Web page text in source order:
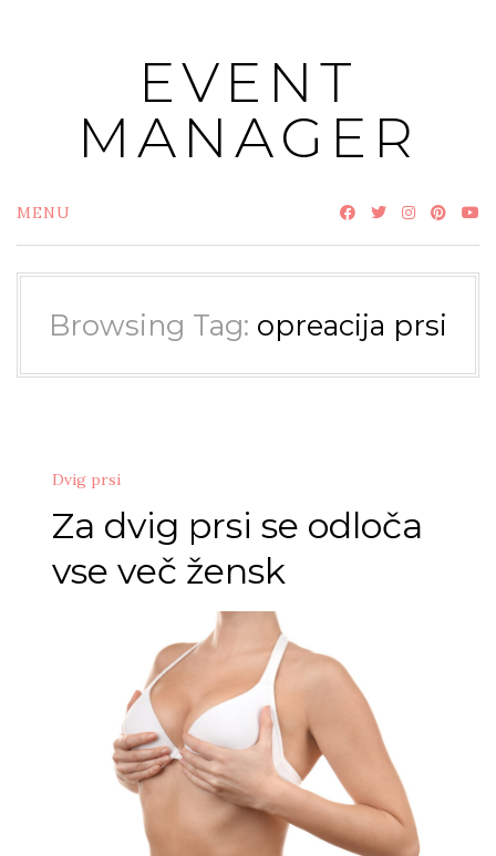
EVENT
MANAGER
MENU
Browsing Tag: opreacija prsi
Dvig prsi
Za dvig prsi se odloča
vse več žensk